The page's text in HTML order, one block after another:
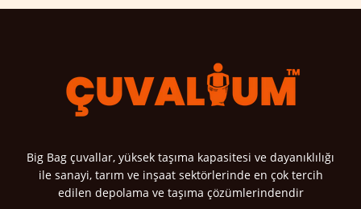
Big Bag çuvallar, yüksek taşıma kapasitesi ve dayanıklılığı
ile sanayi, tarım ve inşaat sektörlerinde en çok tercih
edilen depolama ve taşıma çözümlerindendir